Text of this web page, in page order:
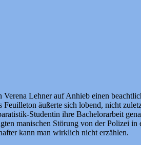
Lehner auf Anhieb einen
äußerte sich lobend, nicht
Studentin ihre Bachelorarbeit
manischen Störung von der Polizei
kann man wirklich nicht erzählen.